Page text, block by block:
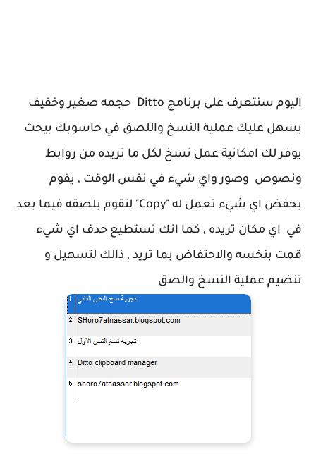
اليوم سنتعرف على برنامج Ditto حجمه صغير وخفيف
يسهل عليك عملية النسخ واللصق في حاسوبك بيحث
يوفر لك امكانية عمل نسخ لكل ما تريده من روابط
ونصوص وصور واي شيء في نفس الوقت , يقوم
بحفض اي شيء تعمل له "Copy" لتقوم بلصقه فيما بعد
في اي مكان تريده , كما انك تستطيع حدف اي شيء
قمت بنخسه والاحتفاض بما تريد , ذالك لتسهيل و
تنضيم عملية النسخ والصق